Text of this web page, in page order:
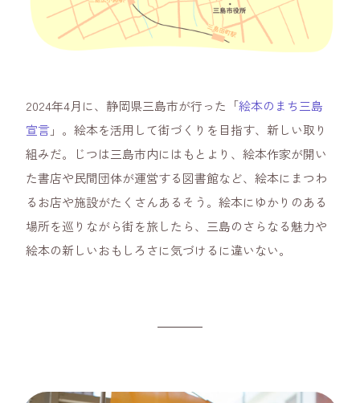
2024年4月に、静岡県三島市が行った「絵本のまち三島
宣言」。絵本を活用して街づくりを目指す、新しい取り
組みだ。じつは三島市内にはもとより、絵本作家が開い
た書店や民間団体が運営する図書館など、絵本にまつわ
るお店や施設がたくさんあるそう。絵本にゆかりのある
場所を巡りながら街を旅したら、三島のさらなる魅力や
絵本の新しいおもしろさに気づけるに違いない。